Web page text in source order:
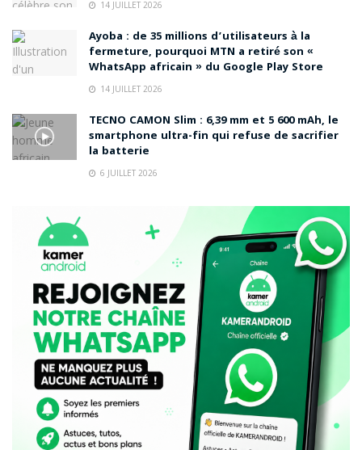
14 JUILLET 2026
Ayoba : de 35 millions d’utilisateurs à la
fermeture, pourquoi MTN a retiré son «
WhatsApp africain » du Google Play Store
14 JUILLET 2026
TECNO CAMON Slim : 6,39 mm et 5 600 mAh, le
smartphone ultra-fin qui refuse de sacrifier
la batterie
6 JUILLET 2026